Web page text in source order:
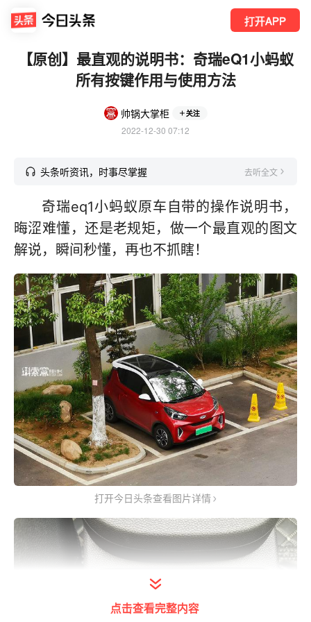
打开APP
【原创】最直观的说明书：奇瑞eQ1小蚂蚁
所有按键作用与使用方法
帅锅大掌柜 关注
2022-12-30 07:12
头条听资讯，时事尽掌握 去听全文
奇瑞eq1小蚂蚁原车自带的操作说明书，
晦涩难懂，还是老规矩，做一个最直观的图文
解说，瞬间秒懂，再也不抓瞎！
打开今日头条查看图片详情
点击查看完整内容